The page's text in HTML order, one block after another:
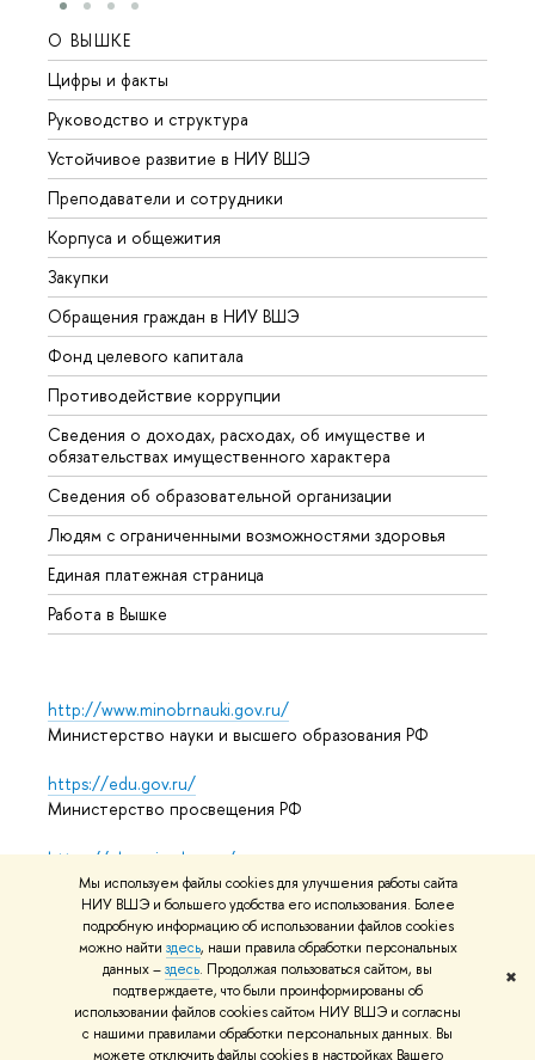
Мы используем файлы cookies для улучшения работы сайта
НИУ ВШЭ и большего удобства его использования. Более
подробную информацию об использовании файлов cookies
можно найти здесь, наши правила обработки персональных
данных –здесь. Продолжая пользоваться сайтом, вы
подтверждаете, что были проинформированы об
использовании файлов cookies сайтом НИУ ВШЭ и согласны
с нашими правилами обработки персональных данных. Вы
можете отключить файлы cookies в настройках Вашего
✖
О ВЫШКЕ
Цифры и факты
Руководство и структура
Устойчивое развитие в НИУ ВШЭ
Преподаватели и сотрудники
Корпуса и общежития
Закупки
Обращения граждан в НИУ ВШЭ
Фонд целевого капитала
Противодействие коррупции
Сведения о доходах, расходах, об имуществе и
обязательствах имущественного характера
Сведения об образовательной организации
Людям с ограниченными возможностями здоровья
Единая платежная страница
Работа в Вышке
http://www.minobrnauki.gov.ru/
Министерство науки и высшего образования РФ
https://edu.gov.ru/
Министерство просвещения РФ
https://elearning.hse.ru/mooc
Массовые открытые онлайн-курсы
© НИУ ВШЭ 1993–2026 Адреса и контактыУсловия
использования материаловПолитика конфиденциальности
Карта сайта